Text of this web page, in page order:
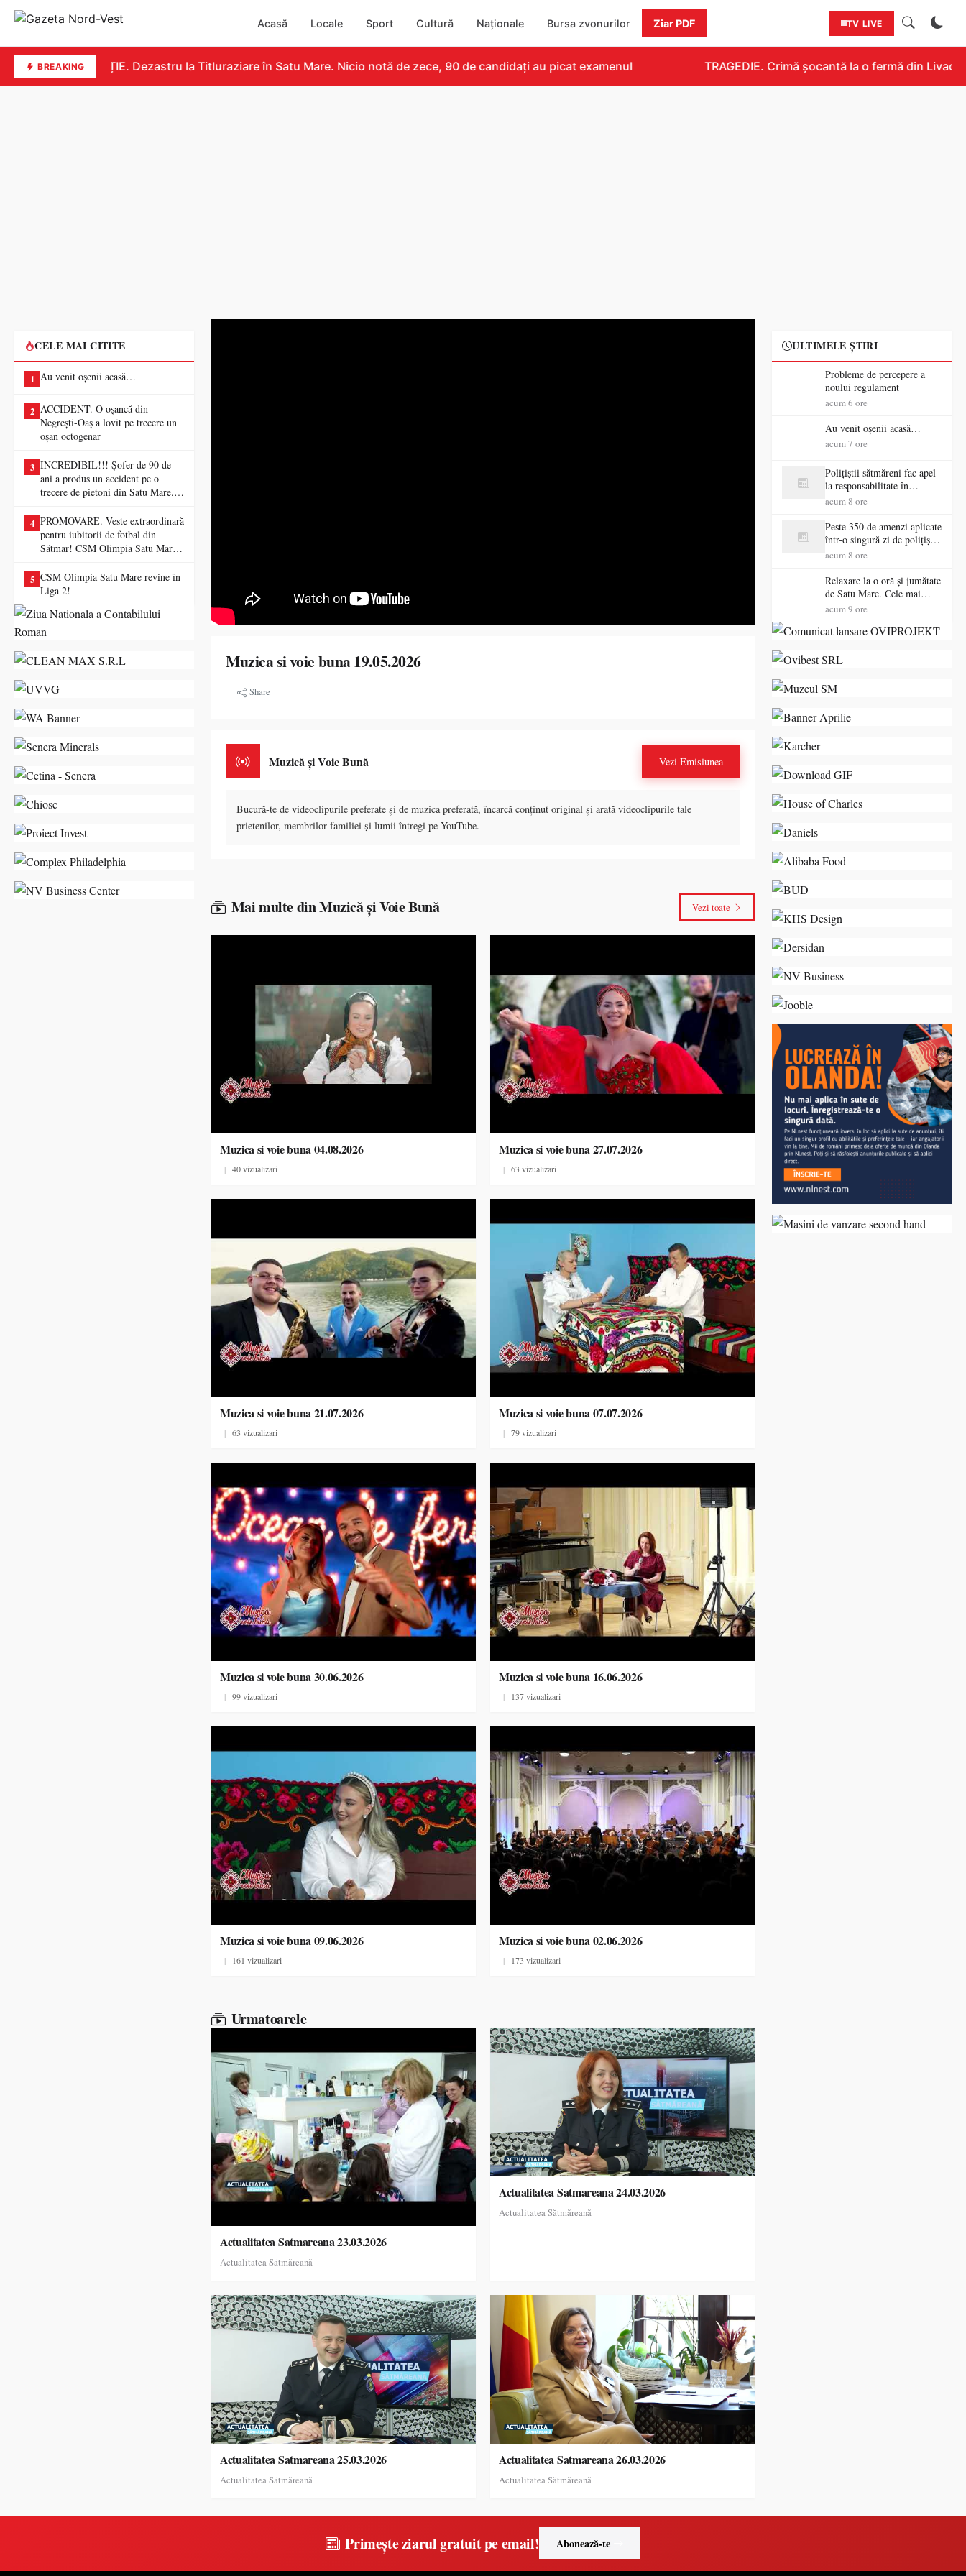
Acasă Locale Sport Cultură Naționale Bursa zvonurilor Ziar PDF TV LIVE
BREAKING
EDUCAȚIE. Dezastru la Titluraziare în Satu Mare. Nicio notă de zece, 90 de candidați au picat examenul TRAGEDIE. Crimă șocantă la o fermă din
CELE MAI CITITE
1 Au venit oșenii acasă…
2 ACCIDENT. O oșancă din
Negrești-Oaș a lovit pe trecere un
oșan octogenar
3 INCREDIBIL!!! Șofer de 90 de
ani a produs un accident pe o
trecere de pietoni din Satu Mare. O
4 PROMOVARE. Veste extraordinară
pentru iubitorii de fotbal din
Sătmar! CSM Olimpia Satu Mare
5 CSM Olimpia Satu Mare revine în
Liga 2!
Muzica si voie buna 19.05.2026
Share
Muzică și Voie Bună Vezi Emisiunea
Bucură-te de videoclipurile preferate și de muzica preferată, încarcă conținut original și arată videoclipurile tale
prietenilor, membrilor familiei și lumii întregi pe YouTube.
Mai multe din Muzică și Voie Bună Vezi toate
Muzica si voie buna 04.08.2026
| 40 vizualizari
Muzica si voie buna 27.07.2026
| 63 vizualizari
Muzica si voie buna 21.07.2026
| 63 vizualizari
Muzica si voie buna 07.07.2026
| 79 vizualizari
Muzica si voie buna 30.06.2026
| 99 vizualizari
Muzica si voie buna 16.06.2026
| 137 vizualizari
Muzica si voie buna 09.06.2026
| 161 vizualizari
Muzica si voie buna 02.06.2026
| 173 vizualizari
Urmatoarele
Actualitatea Satmareana 23.03.2026
Actualitatea Sătmăreană
Actualitatea Satmareana 24.03.2026
Actualitatea Sătmăreană
Actualitatea Satmareana 25.03.2026
Actualitatea Sătmăreană
Actualitatea Satmareana 26.03.2026
Actualitatea Sătmăreană
ULTIMELE ȘTIRI
Probleme de percepere a
noului regulament
acum 6 ore
Au venit oșenii acasă…
acum 7 ore
Polițiștii sătmăreni fac apel
la responsabilitate în
trafic…
acum 8 ore
Peste 350 de amenzi aplicate
într-o singură zi de polițiștii
sătmăreni
acum 8 ore
Relaxare la o oră și jumătate
de Satu Mare. Cele mai
spectaculoase piscine
Maramureș, ideale pentru o
acum 9 ore
Primește ziarul gratuit pe email! Abonează-te